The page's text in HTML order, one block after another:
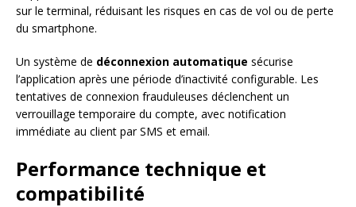
sur le terminal, réduisant les risques en cas de vol ou de perte
du smartphone.
Un système de déconnexion automatique sécurise
l’application après une période d’inactivité configurable. Les
tentatives de connexion frauduleuses déclenchent un
verrouillage temporaire du compte, avec notification
immédiate au client par SMS et email.
Performance technique et
compatibilité